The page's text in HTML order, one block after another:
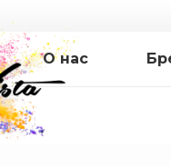
О нас